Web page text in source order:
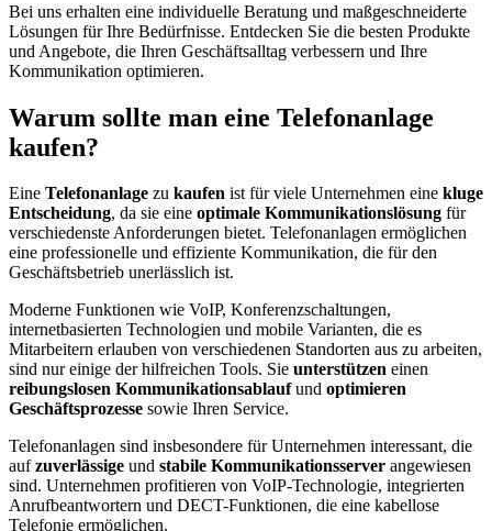
Bei uns erhalten eine individuelle Beratung und maßgeschneiderte
Lösungen für Ihre Bedürfnisse. Entdecken Sie die besten Produkte
und Angebote, die Ihren Geschäftsalltag verbessern und Ihre
Kommunikation optimieren.
Warum sollte man eine Telefonanlage
kaufen?
Eine Telefonanlage zu kaufen ist für viele Unternehmen eine kluge
Entscheidung, da sie eine optimale Kommunikationslösung für
verschiedenste Anforderungen bietet. Telefonanlagen ermöglichen
eine professionelle und effiziente Kommunikation, die für den
Geschäftsbetrieb unerlässlich ist.
Moderne Funktionen wie VoIP, Konferenzschaltungen,
internetbasierten Technologien und mobile Varianten, die es
Mitarbeitern erlauben von verschiedenen Standorten aus zu arbeiten,
sind nur einige der hilfreichen Tools. Sie unterstützen einen
reibungslosen Kommunikationsablaufund optimieren
Geschäftsprozesse sowie Ihren Service.
Telefonanlagen sind insbesondere für Unternehmen interessant, die
aufzuverlässige und stabile Kommunikationsserver angewiesen
sind. Unternehmen profitieren von VoIP-Technologie, integrierten
Anrufbeantwortern und DECT-Funktionen, die eine kabellose
Telefonie ermöglichen.